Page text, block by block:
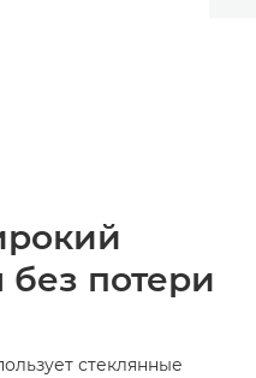
потери
стеклянные